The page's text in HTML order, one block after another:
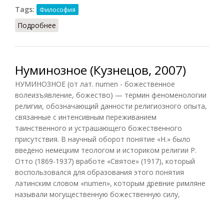
Tags:
Философия
Подробнее
Нуминозное (Кузнецов, 2007)
НУМИНОЗНОЕ (от лат. numen - божественное
волеизъявление, божество) — термин феноменологии
религии, обозначающий данности религиозного опыта,
связанные с интенсивным переживанием
таинственного и устрашающего божественного
присутствия. В научный оборот понятие «Н.» было
введено немецким теологом и историком религии Р.
Отто (1869-1937) вработе «Святое» (1917), который
воспользовался для образования этого понятия
латинским словом «numen», которым древние римляне
называли могущественную божественную силу,